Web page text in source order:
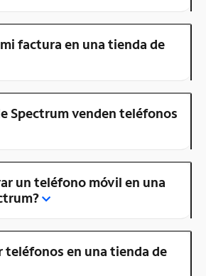
factura en una tienda de
Spectrum venden teléfonos
un teléfono móvil en una
teléfonos en una tienda de